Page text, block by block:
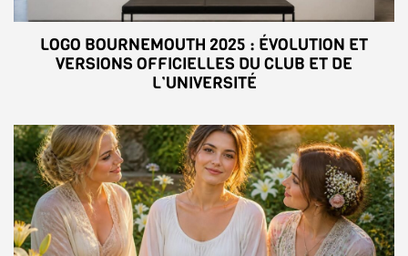
LOGO BOURNEMOUTH 2025 : ÉVOLUTION ET
VERSIONS OFFICIELLES DU CLUB ET DE
L’UNIVERSITÉ